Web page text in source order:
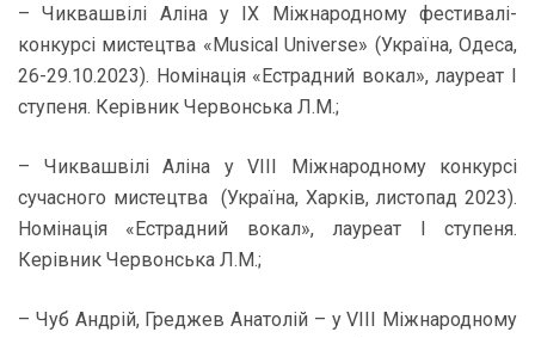
– Чиквашвілі Аліна у ІХ Міжнародному фестивалі-
конкурсі мистецтва «Musical Universe» (Україна, Одеса,
26-29.10.2023). Номінація «Естрадний вокал», лауреат І
ступеня. Керівник Червонська Л.М.;
– Чиквашвілі Аліна у VІІІ Міжнародному конкурсі
сучасного мистецтва (Україна, Харків, листопад 2023).
Номінація «Естрадний вокал», лауреат І ступеня.
Керівник Червонська Л.М.;
– Чуб Андрій, Греджев Анатолій – у VІІІ Міжнародному